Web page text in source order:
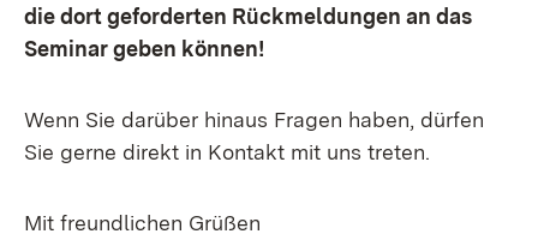
die dort geforderten Rückmeldungen an das
Seminar geben können!
Wenn Sie darüber hinaus Fragen haben, dürfen
Sie gerne direkt in Kontakt mit uns treten.
Mit freundlichen Grüßen